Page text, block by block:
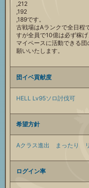
,212
,192
,189です。
古戦場はAランクで全日程
すが全員で10億は必ず稼げ
マイペースに活動できる
願いいたします。
団イベ貢献度
HELL Lv95ソロ討伐可
希望方針
Aクラス進出 まったり
ログイン率